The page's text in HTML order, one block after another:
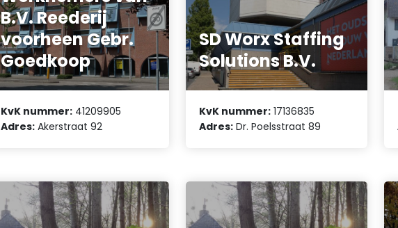
B.V. Reederij
voorheen Gebr.
Goedkoop
KvK nummer: 41209905
Adres: Akerstraat 92
SD Worx Staffing
Solutions B.V.
KvK nummer: 17136835
Adres: Dr. Poelsstraat 89